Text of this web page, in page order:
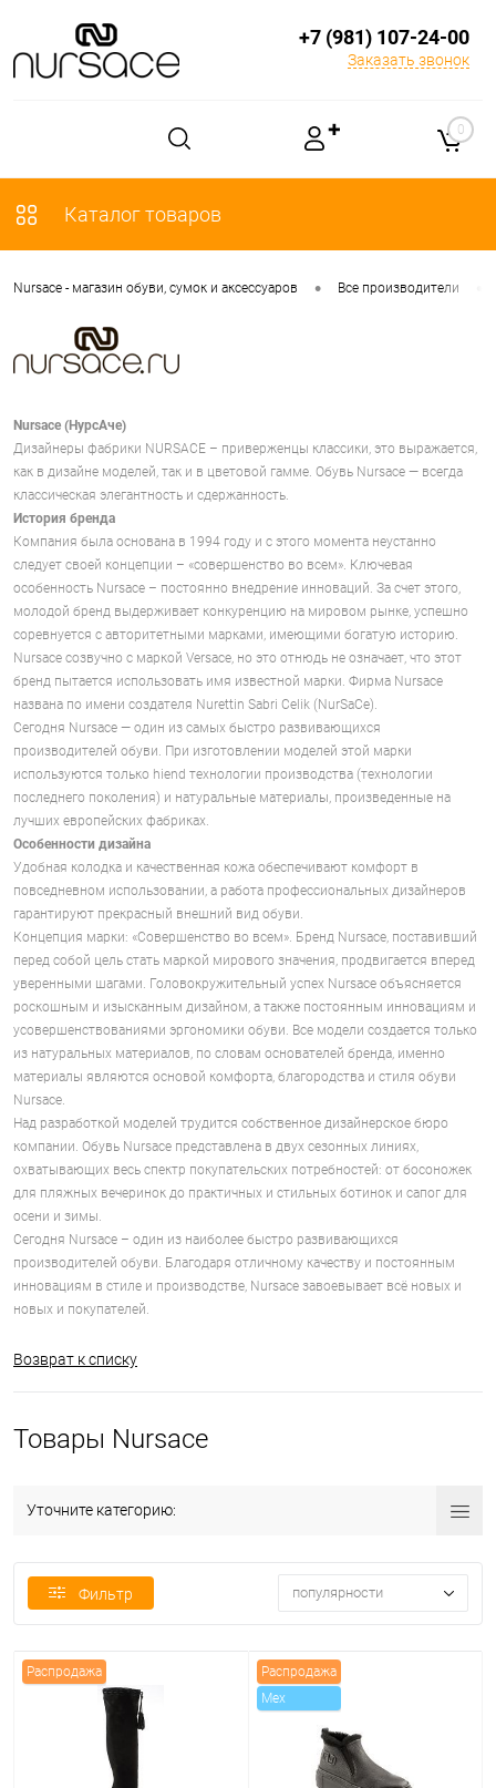
+7 (981) 107-24-00
Заказать звонок
✚ 0
Каталог товаров
Nursace - магазин обуви, сумок и аксессуаров • Все производители
Nursace (НурсАче)
Дизайнеры фабрики NURSACE – приверженцы классики, это выражается,
как в дизайне моделей, так и в цветовой гамме. Обувь Nursace — всегда
классическая элегантность и сдержанность.
История бренда
Компания была основана в 1994 году и с этого момента неустанно
следует своей концепции – «совершенство во всем». Ключевая
особенность Nursace – постоянно внедрение инноваций. За счет этого,
молодой бренд выдерживает конкуренцию на мировом рынке, успешно
соревнуется с авторитетными марками, имеющими богатую историю.
Nursace созвучно с маркой Versace, но это отнюдь не означает, что этот
бренд пытается использовать имя известной марки. Фирма Nursace
названа по имени создателя Nurettin Sabri Celik (NurSaCe).
Сегодня Nursace — один из самых быстро развивающихся
производителей обуви. При изготовлении моделей этой марки
используются только hi­end технологии производства (технологии
последнего поколения) и натуральные материалы, произведенные на
лучших европейских фабриках.
Особенности дизайна
Удобная колодка и качественная кожа обеспечивают комфорт в
повседневном использовании, а работа профессиональных дизайнеров
гарантируют прекрасный внешний вид обуви.
Концепция марки: «Совершенство во всем». Бренд Nursace, поставивший
перед собой цель стать маркой мирового значения, продвигается вперед
уверенными шагами. Головокружительный успех Nursace объясняется
роскошным и изысканным дизайном, а также постоянным инновациям и
усовершенствованиями эргономики обуви. Все модели создается только
из натуральных материалов, по словам основателей бренда, именно
материалы являются основой комфорта, благородства и стиля обуви
Nursace.
Над разработкой моделей трудится собственное дизайнерское бюро
компании. Обувь Nursace представлена в двух сезонных линиях,
охватывающих весь спектр покупательских потребностей: от босоножек
для пляжных вечеринок до практичных и стильных ботинок и сапог для
осени и зимы.
Сегодня Nursace – один из наиболее быстро развивающихся
производителей обуви. Благодаря отличному качеству и постоянным
инновациям в стиле и производстве, Nursace завоевывает всё новых и
новых и покупателей.
Возврат к списку
Товары Nursace
Уточните категорию:
Фильтр популярности
Распродажа
Распродажа
Mex